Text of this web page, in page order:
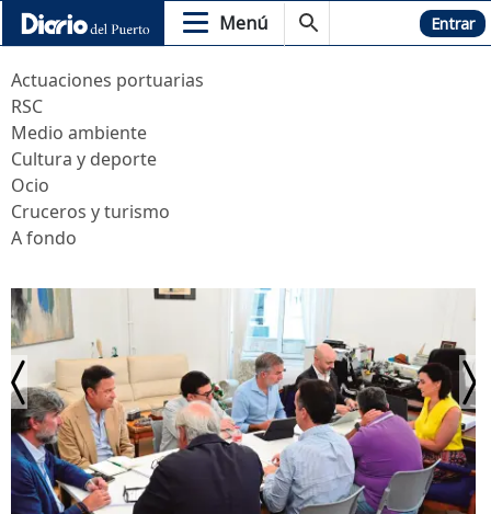
Menú Hemeroteca Entrar
Actuaciones portuarias
RSC
Medio ambiente
Cultura y deporte
Ocio
Cruceros y turismo
A fondo